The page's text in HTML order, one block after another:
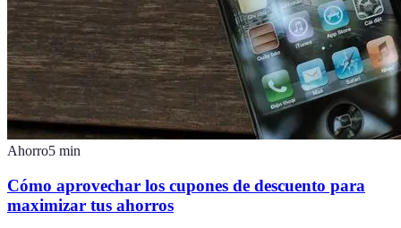
Ahorro5 min
Cómo aprovechar los cupones de descuento para
maximizar tus ahorros